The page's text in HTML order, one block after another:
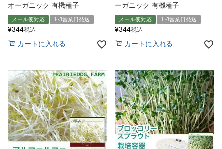
オーガニック 有機種子
メール便対応 1~3営業日発送
¥344税込
カートに入れる
ーガニック 有機種子
メール便対応 1~3営業日発送
¥344税込
カートに入れる